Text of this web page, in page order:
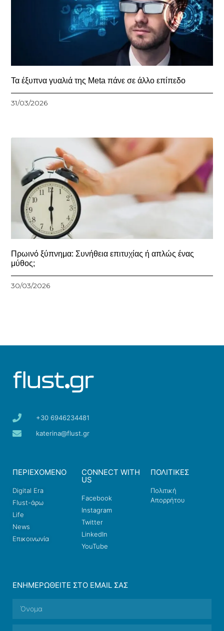
Τα έξυπνα γυαλιά της Meta πάνε σε άλλο επίπεδο
31/03/2026
Πρωινό ξύπνημα: Συνήθεια επιτυχίας ή απλώς ένας
μύθος;
30/03/2026
+30 6946234481
katerina@flust.gr
ΠΕΡΙΕΧΟΜΕΝΟ
Digital Era
Flust-άρω
Life
News
Επικοινωνία
CONNECT WITH
US
Facebook
Instagram
Twitter
LinkedIn
YouTube
ΠΟΛΙΤΙΚΕΣ
Πολιτική
Απορρήτου
ΕΝΗΜΕΡΩΘΕΊΤΕ ΣΤΟ EMAIL ΣΑΣ